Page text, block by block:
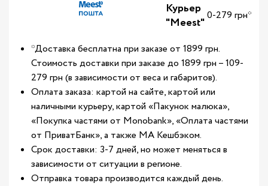
Курьер
"Meest"0-279 грн*
*Доставка бесплатна при заказе от 1899 грн.
Стоимость доставки при заказе до 1899 грн – 109-
279 грн (в зависимости от веса и габаритов).
Оплата заказа: картой на сайте, картой или
наличными курьеру, картой «Пакунок малюка»,
«Покупка частями от Monobank», «Оплата частями
от ПриватБанк», а также МА Кешбэком.
Срок доставки: 3-7 дней, но может меняться в
зависимости от ситуации в регионе.
Отправка товара производится каждый день.